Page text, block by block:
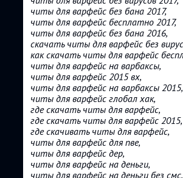
читы для варфейс без бана 2017,
читы для варфейс бесплатно 2017,
читы для варфейс без бана 2016,
скачать читы для варфейс без
как скачать читы для варфейс
читы для варфейс на варбаксы,
читы для варфейс 2015 вх,
читы для варфейс на варбаксы 2015,
читы для варфейс глобал хак,
где скачать читы для варфейс,
где скачать читы для варфейс 2015,
где скачивать читы для варфейс,
читы для варфейс для пве,
читы для варфейс дер,
читы для варфейс на деньги,
читы для варфейс на деньги без смс,